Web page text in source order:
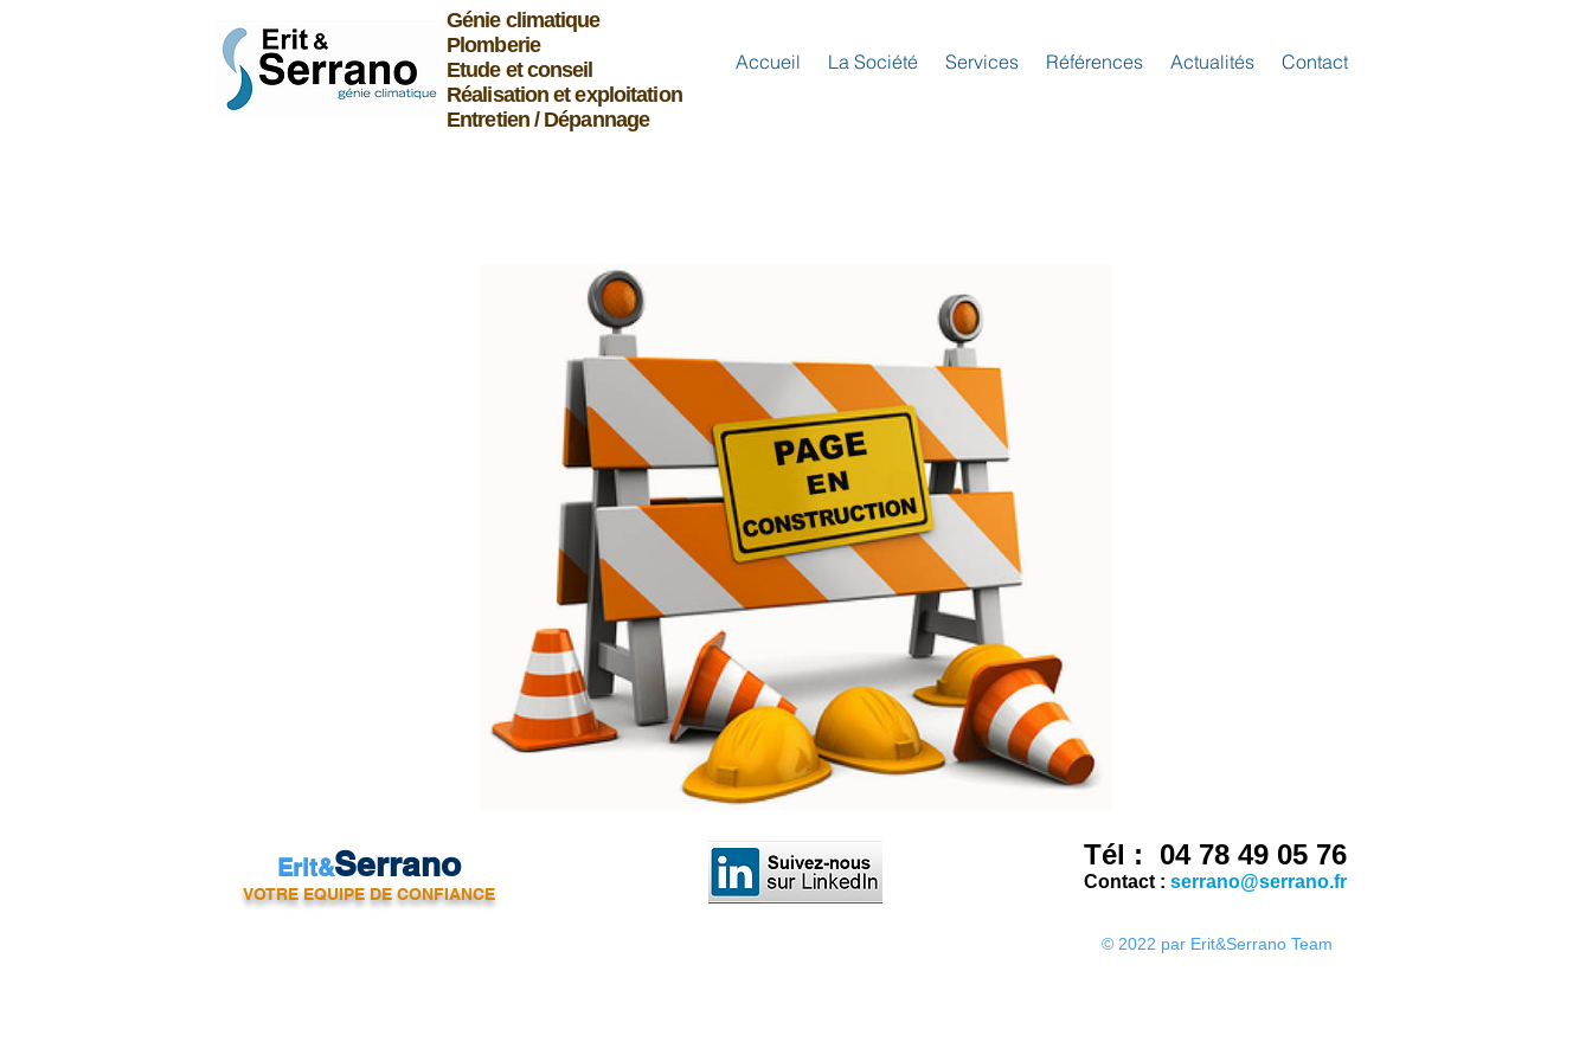
Génie climatique
Plomberie
Etude et conseil
Réalisation et exploitation
Entretien / Dépannage
Accueil La Société Services Références Actualités Contact
Erit&Serrano
VOTRE EQUIPE DE CONFIANCE
Tél : 04 78 49 05 76
Contact : serrano@serrano.fr
© 2022 par Erit&Serrano Team